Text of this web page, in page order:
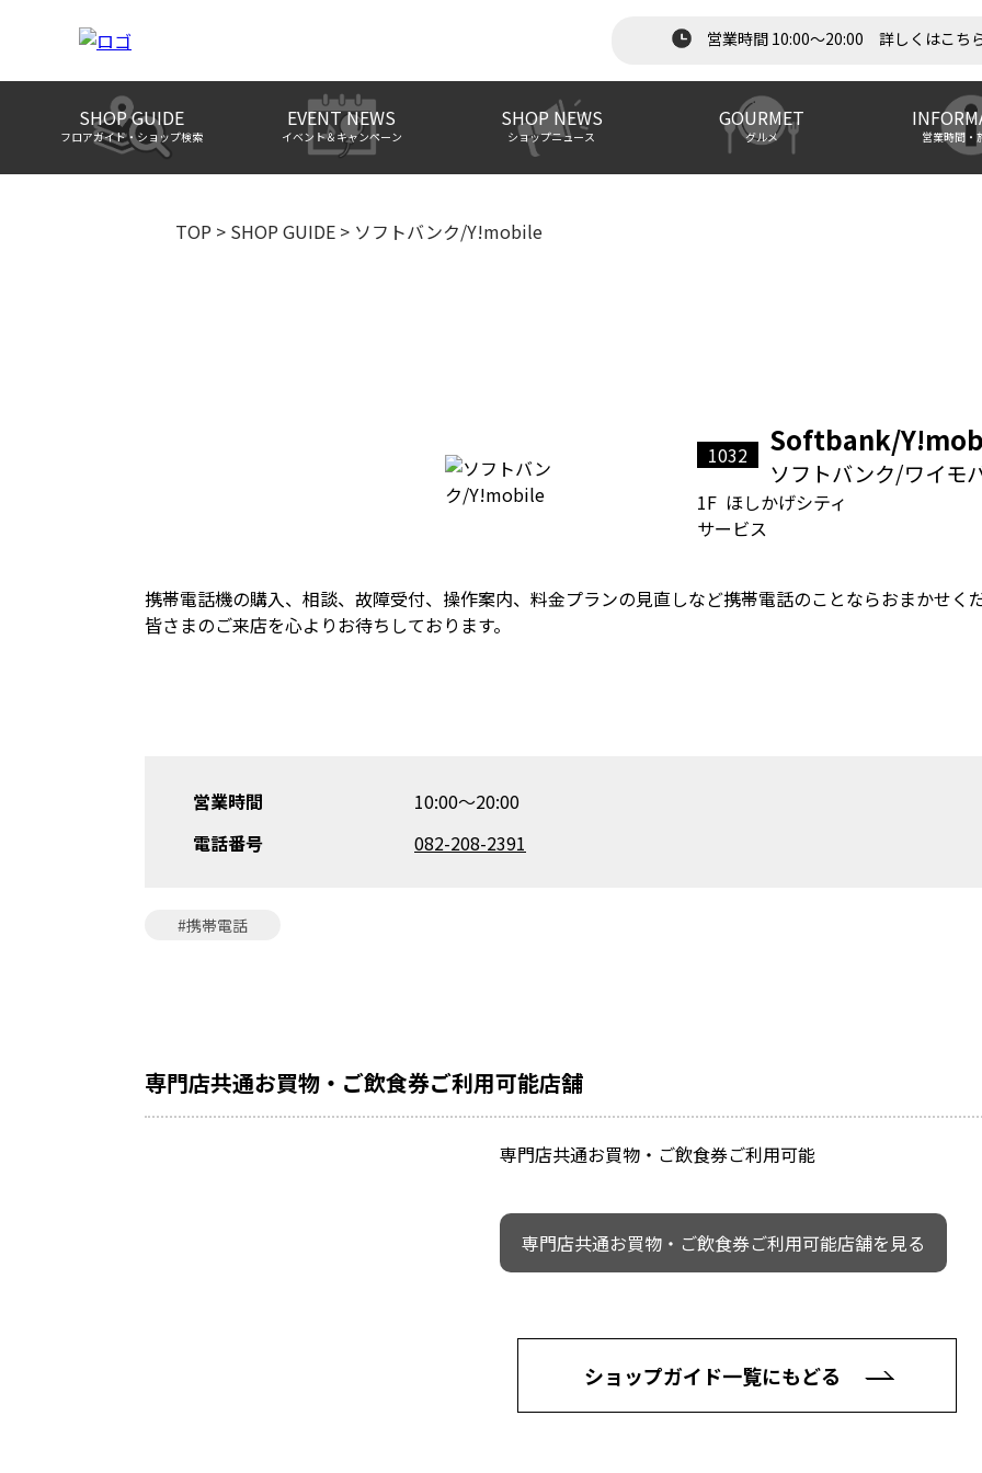
営業時間 10:00～20:00 詳しくはこち
SHOP GUIDE
フロアガイド・ショップ検索
EVENT NEWS
イベント＆キャンペーン
SHOP NEWS
ショップニュース
GOURMET
グルメ 営業時間・
TOP > SHOP GUIDE > ソフトバンク/Y!mobile
1032 Softbank/
ソフトバンク/ワイモ
1F ほしかげシティ
サービス
携帯電話機の購入、相談、故障受付、操作案内、料金プランの見直しなど携帯電話のことならおまかせく
皆さまのご来店を心よりお待ちしております。
営業時間
10:00～20:00
電話番号
082-208-2391
#携帯電話
専門店共通お買物・ご飲食券ご利用可能店舗
専門店共通お買物・ご飲食券ご利用可能
専門店共通お買物・ご飲食券ご利用可能店舗を見る
ショップガイド一覧にもどる